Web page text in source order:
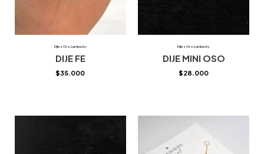
Dijes Oro Laminado
DIJE FE
$35.000
Dijes Oro Laminado
DIJE MINI OSO
$28.000